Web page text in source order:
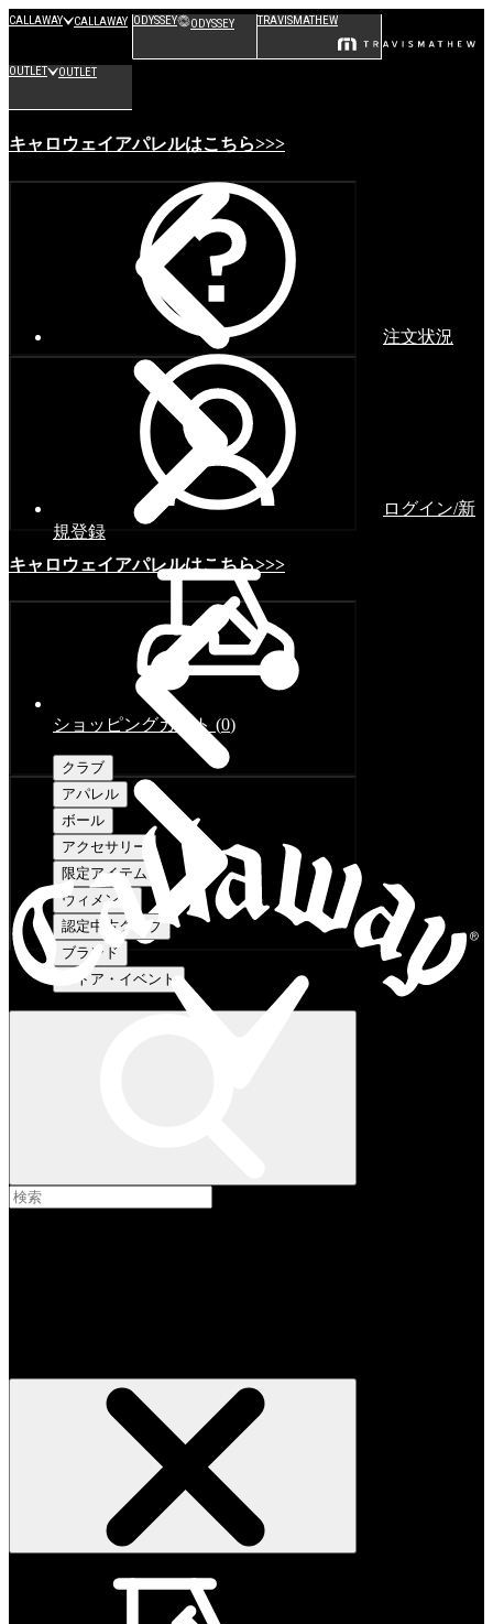
CALLAWAY CALLAWAY ODYSSEY ODYSSEY TRAVISMATHEW
OUTLET OUTLET
キャロウェイアパレルはこちら>>>
キャロウェイアパレルはこちら>>>
注文状況
ログイン/新
規登録
ショッピングカート (0)
クラブ
アパレル
ボール
アクセサリー
限定アイテム
ウィメンズ
認定中古クラブ
ブランド
ストア・イベント